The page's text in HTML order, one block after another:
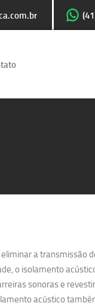
a transmissão
o isolamento
sonoras e
acústico